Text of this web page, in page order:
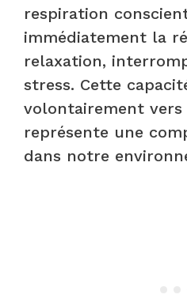
respiration
immédiatement la
relaxation,
stress. Cette
volontairement
représente une
dans notre